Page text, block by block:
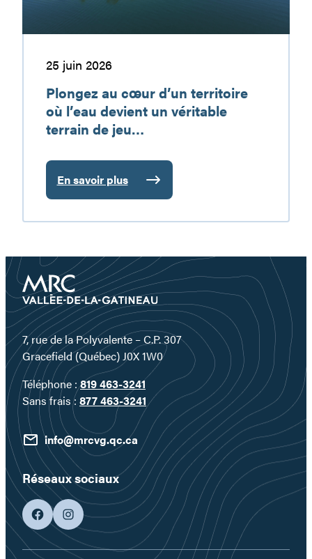
devient
terrain25 juin 2026
Plongez au cœur d’un territoire
où l’eau devient un véritable
terrain de jeu…
En savoir plus
:
Plongez
au
d’un
territoire
où
l’eau
devient
un
véritable
terrain
de
jeu…
7, rue de la Polyvalente – C.P. 307
Gracefield (Québec) J0X 1W0
Téléphone :819 463-3241
Sans frais : 877 463-3241
info@mrcvg.qc.ca
Réseaux sociaux
facebookgoogleplus